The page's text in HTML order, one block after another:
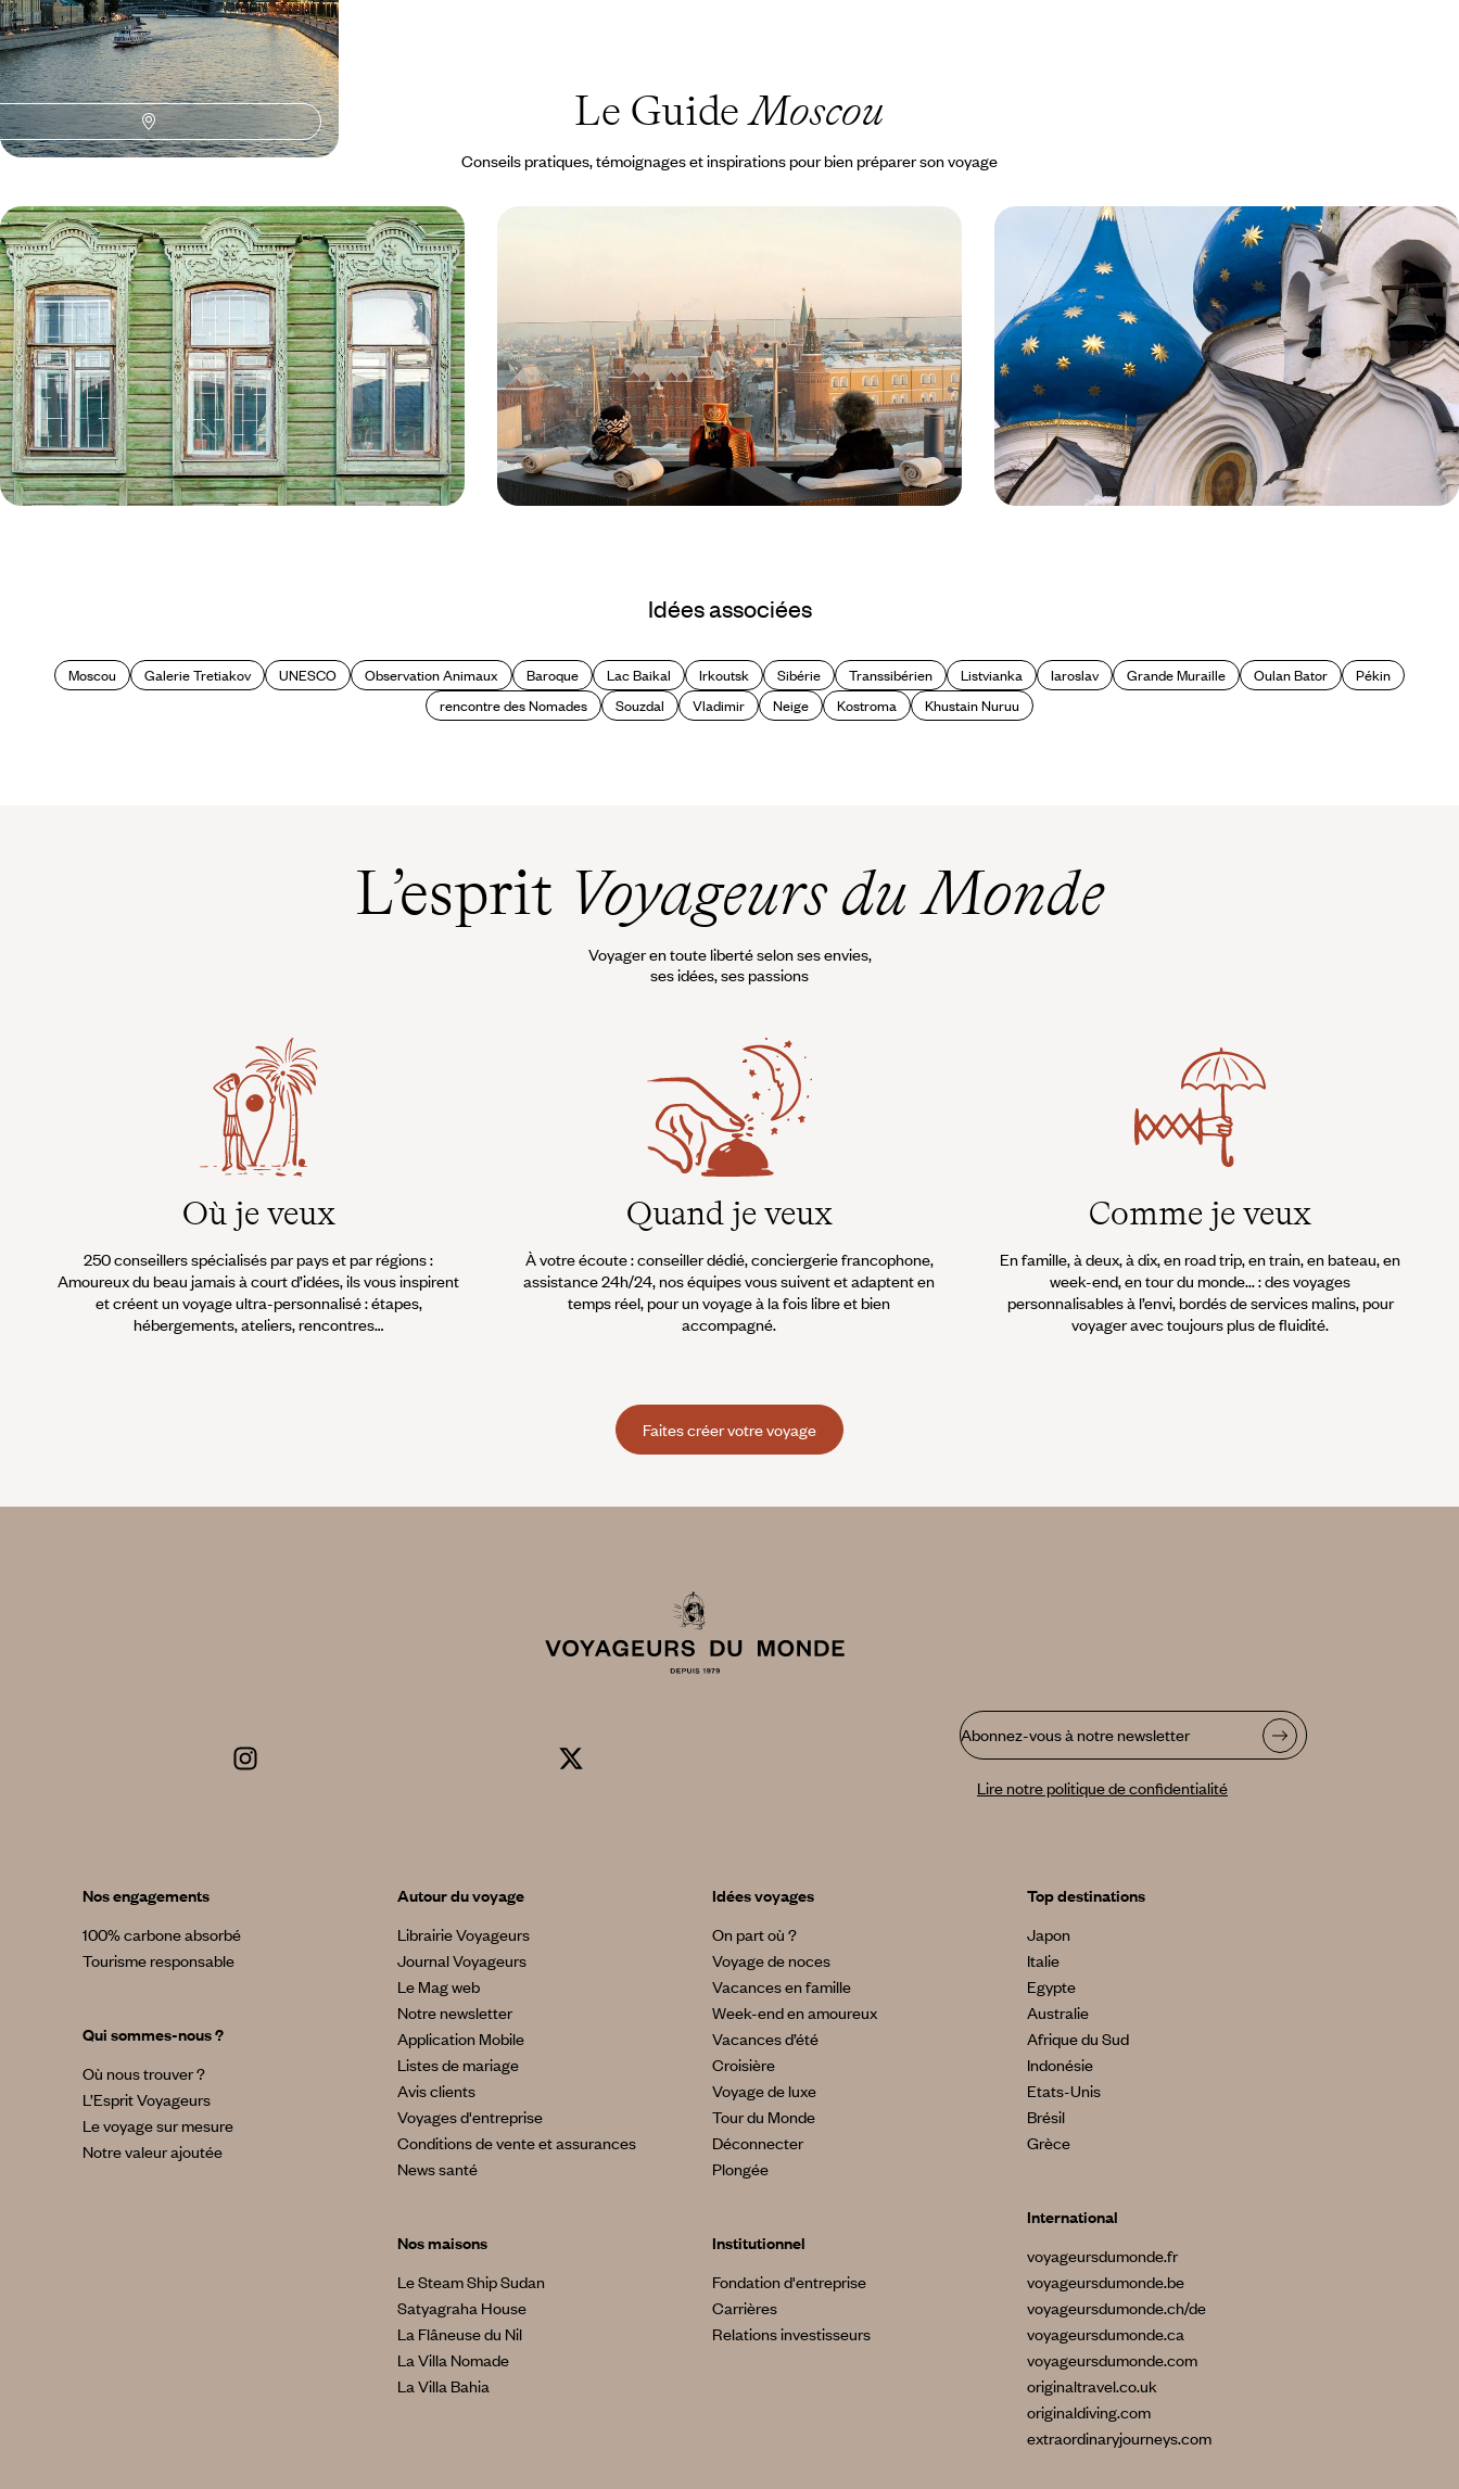
Le GuideMoscou
Conseils pratiques, témoignages et inspirations pour bien préparer son voyage
Idées associées
Moscou Galerie Tretiakov UNESCO Observation Animaux Baroque Lac Baikal Irkoutsk Sibérie Transsibérien Listvianka Iaroslav Grande Muraille Oulan Bator
Pékin
rencontre des Nomades
Souzdal Vladimir Neige Kostroma Khustain Nuruu
L’esprit Voyageurs du Monde
Voyager en toute liberté selon ses envies,
ses idées, ses passions
Où je veux
250 conseillers spécialisés par pays et par régions :
Amoureux du beau jamais à court d’idées, ils vous inspirent
et créent un voyage ultra-personnalisé : étapes,
hébergements, ateliers, rencontres…
Quand je veux
À votre écoute : conseiller dédié, conciergerie francophone,
assistance 24h/24, nos équipes vous suivent et adaptent en
temps réel, pour un voyage à la fois libre et bien
accompagné.
Comme je veux
En famille, à deux, à dix, en road trip, en train, en bateau, en
week-end, en tour du monde... : des voyages
personnalisables à l’envi, bordés de services malins, pour
voyager avec toujours plus de fluidité.
Faites créer votre voyage
Abonnez-vous à notre newsletter
Lire notre politique de confidentialité
Nos engagements
100% carbone absorbé
Tourisme responsable
Qui sommes-nous ?
Où nous trouver ?
L’Esprit Voyageurs
Le voyage sur mesure
Notre valeur ajoutée
Autour du voyage
Librairie Voyageurs
Journal Voyageurs
Le Mag web
Notre newsletter
Application Mobile
Listes de mariage
Avis clients
Voyages d'entreprise
Conditions de vente et assurances
News santé
Nos maisons
Le Steam Ship Sudan
Satyagraha House
La Flâneuse du Nil
La Villa Nomade
La Villa Bahia
Idées voyages
On part où ?
Voyage de noces
Vacances en famille
Week-end en amoureux
Vacances d’été
Croisière
Voyage de luxe
Tour du Monde
Déconnecter
Plongée
Institutionnel
Fondation d'entreprise
Carrières
Relations investisseurs
Top destinations
Japon
Italie
Egypte
Australie
Afrique du Sud
Indonésie
Etats-Unis
Brésil
Grèce
International
voyageursdumonde.fr
voyageursdumonde.be
voyageursdumonde.ch/de
voyageursdumonde.ca
voyageursdumonde.com
originaltravel.co.uk
originaldiving.com
extraordinaryjourneys.com